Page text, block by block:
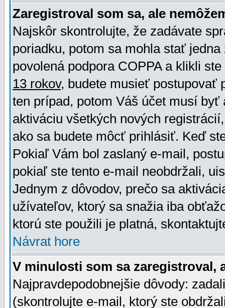
Zaregistroval som sa, ale
Najskôr skontrolujte, že zadávate
poriadku, potom sa mohla stať
povolená podpora COPPA a klikli
13 rokov, budete musieť postupovať
ten prípad, potom Váš účet musí
aktiváciu všetkých nových
ako sa budete môcť prihlásiť. Keď
Pokiaľ Vám bol zaslaný e-mail,
pokiaľ ste tento e-mail neobdržali,
Jednym z dôvodov, prečo sa
užívateľov, ktorý sa snažia iba
ktorú ste použili je platná,
Návrat hore
V minulosti som sa zaregistroval,
Najpravdepodobnejšie dôvody:
(skontrolujte e-mail, ktorý ste